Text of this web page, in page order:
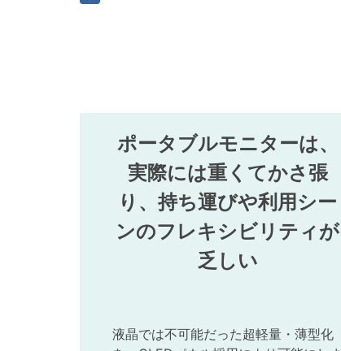
ポータブルモニターは、
実際には重くてかさ張
り、持ち運びや利用シー
ンのフレキシビリティが
乏しい
液晶では不可能だった超軽量・薄型化